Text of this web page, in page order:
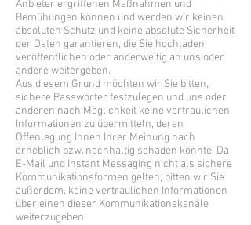
Anbieter ergriffenen Maßnahmen und
Bemühungen können und werden wir keinen
absoluten Schutz und keine absolute Sicherheit
der Daten garantieren, die Sie hochladen,
veröffentlichen oder anderweitig an uns oder
andere weitergeben.
Aus diesem Grund möchten wir Sie bitten,
sichere Passwörter festzulegen und uns oder
anderen nach Möglichkeit keine vertraulichen
Informationen zu übermitteln, deren
Offenlegung Ihnen Ihrer Meinung nach
erheblich bzw. nachhaltig schaden könnte. Da
E-Mail und Instant Messaging nicht als sichere
Kommunikationsformen gelten, bitten wir Sie
außerdem, keine vertraulichen Informationen
über einen dieser Kommunikationskanäle
weiterzugeben.